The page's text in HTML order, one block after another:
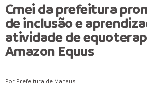
Cmei da prefeitura
de inclusão e
atividade de
Amazon Equus
Por Prefeitura de Manaus